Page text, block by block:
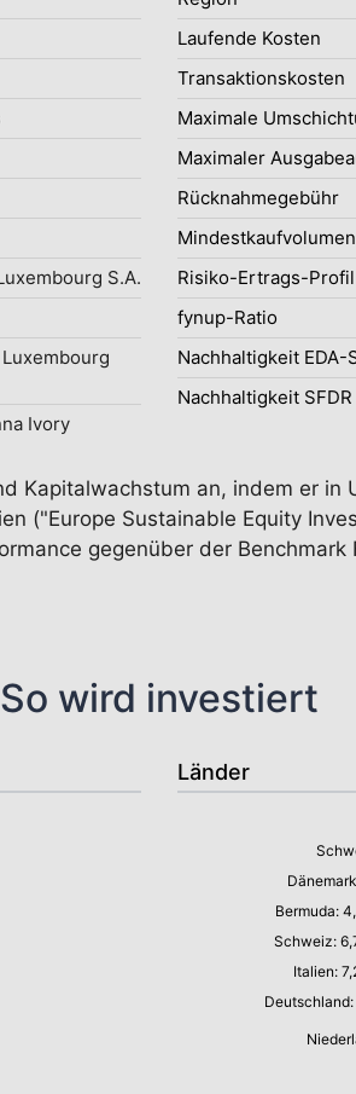
S.A.
Ivory
Laufende Kosten
Transaktionskosten
Maximale
Maximaler
Rücknahmegebühr
Mindestkaufvolumen
Risiko-Ertrags-Profil
fynup-Ratio
Nachhaltigkeit EDA-
Nachhaltigkeit SFDR
Kapitalwachstum an, indem er
("Europe Sustainable Equity
gegenüber der Benchmark
So wird investiert
Länder
Deutschland:
Italien:
Schweiz:
Bermuda: